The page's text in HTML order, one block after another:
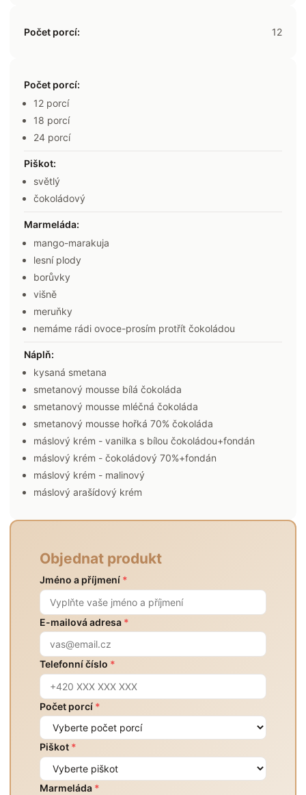
Počet porcí: 12
Počet porcí:
12 porcí
18 porcí
24 porcí
Piškot:
světlý
čokoládový
Marmeláda:
mango-marakuja
lesní plody
borůvky
višně
meruňky
nemáme rádi ovoce-prosím protřít čokoládou
Náplň:
kysaná smetana
smetanový mousse bílá čokoláda
smetanový mousse mléčná čokoláda
smetanový mousse hořká 70% čokoláda
máslový krém - vanilka s bílou čokoládou+fondán
máslový krém - čokoládový 70%+fondán
máslový krém - malinový
máslový arašídový krém
Objednat produkt
Jméno a příjmení *
E-mailová adresa *
Telefonní číslo *
Počet porcí *
Piškot *
Marmeláda *